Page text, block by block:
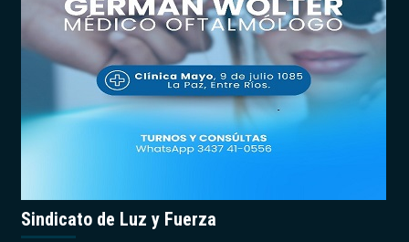
Sindicato de Luz y Fuerza